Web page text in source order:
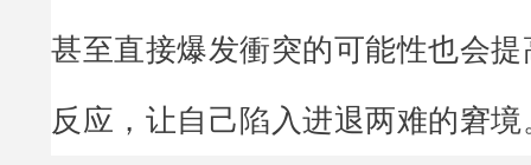
甚至直接爆发衝突的可能性也会
反应，让自己陷入进退两难的窘境